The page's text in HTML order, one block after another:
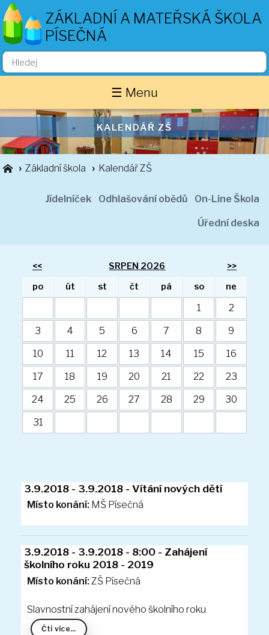
ZÁKLADNÍ A MATEŘSKÁ ŠKOLA
PÍSEČNÁ
☰ Menu
Zaměstnanci
Akce školy
Důležité informace
Projekty
1. ročník
5. ročník
Kalendář ZŠ
Organizace školního roku
Zvonění
Školská rada
Recyklohraní
Poradenské pracoviště školy
Doplňující učivo
DOPORUČENÉ VYBAVENÍ
Plán akcí
Aktuality
Předškoláci
Básničky
Potřeby pro prvňáčky
Zápis do MŠ
Fotogalerie
KALENDÁŘ ZŠ
Základní škola Kalendář ZŠ
On-Line Škola
Odhlašování obědů
Jídelníček
Úřední deska
3.9.2018 - 3.9.2018 - Vítání nových dětí
Místo konání: MŠ Písečná
3.9.2018 - 3.9.2018 - 8:00 - Zahájení
školního roku 2018 - 2019
Místo konání:ZŠ Písečná
Slavnostní zahájení nového školního roku
Čti více...
<< SRPEN 2026
>>
po
út st čt pá so ne
1
2
3
4 5 6 7 8
9
10
11 12 13 14 15
16
17
18 19 20 21 22
23
24
25 26 27 28 29
30
31